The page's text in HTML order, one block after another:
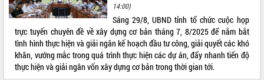
VIDEO
Không có file video nào để phát.
14:00)
Sáng 29/8, UBND tỉnh tổ chức cuộc họp
trực tuyến chuyên đề về xây dựng cơ bản tháng 7, 8/2025 để nắm bắt
tình hình thực hiện và giải ngân kế hoạch đầu tư công, giải quyết các khó
khăn, vướng mắc trong quá trình thực hiện các dự án, đẩy nhanh tiến độ
thực hiện và giải ngân vốn xây dựng cơ bản trong thời gian tới.